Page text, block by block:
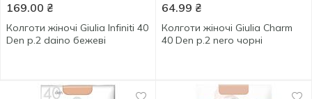
169.00 ₴
Колготи жіночі Giulia Infiniti 40
Den р.2 daino бежеві
64.99 ₴
Колготи жіночі Giulia Charm
40 Den р.2 nero чорні